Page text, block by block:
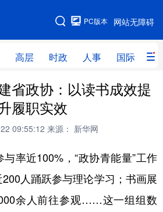
网站无障碍
PC版本
高层 时政 人事 国际 财
网站地图
层 时政 人事
经 网评
全球连线
创 量子 体育
画 健康 军事
省政协：以读书成效提
履职实效
09:55:12 来源： 新华网
率近100%，“政协青能量”工作
人踊跃参与理论学习；书画展
余人前往参观……这一组组数